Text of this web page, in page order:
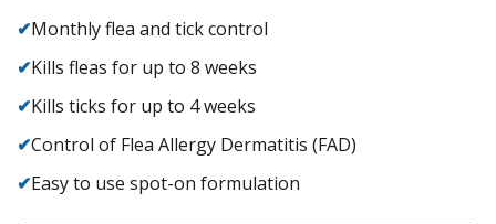
✔Monthly flea and tick control
✔Kills fleas for up to 8 weeks
✔Kills ticks for up to 4 weeks
✔Control of Flea Allergy Dermatitis (FAD)
✔Easy to use spot-on formulation